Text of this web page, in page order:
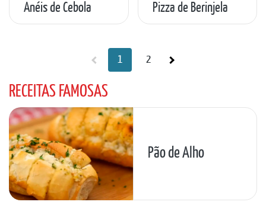
Anéis de Cebola Pizza de Berinjela
1 2
RECEITAS FAMOSAS
Pão de Alho